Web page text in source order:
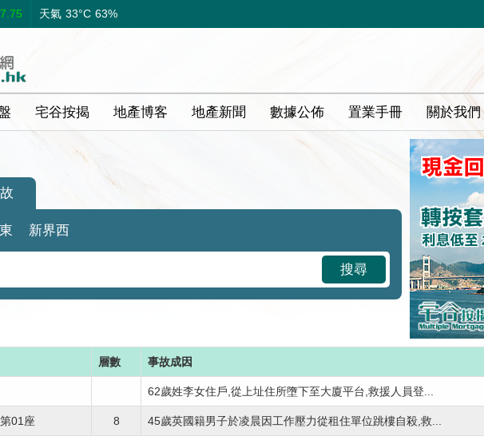
天氣 33°C 63%
宅谷按揭 地產博客 地產新聞 數據公佈 置業手冊 關於我們
新界西
搜尋
層數 事故成因
62歲姓李女住戶,從上址住所墮下至大廈平台,救援人員登...
01座 8 45歲英國籍男子於凌晨因工作壓力從租住單位跳樓自殺,救...